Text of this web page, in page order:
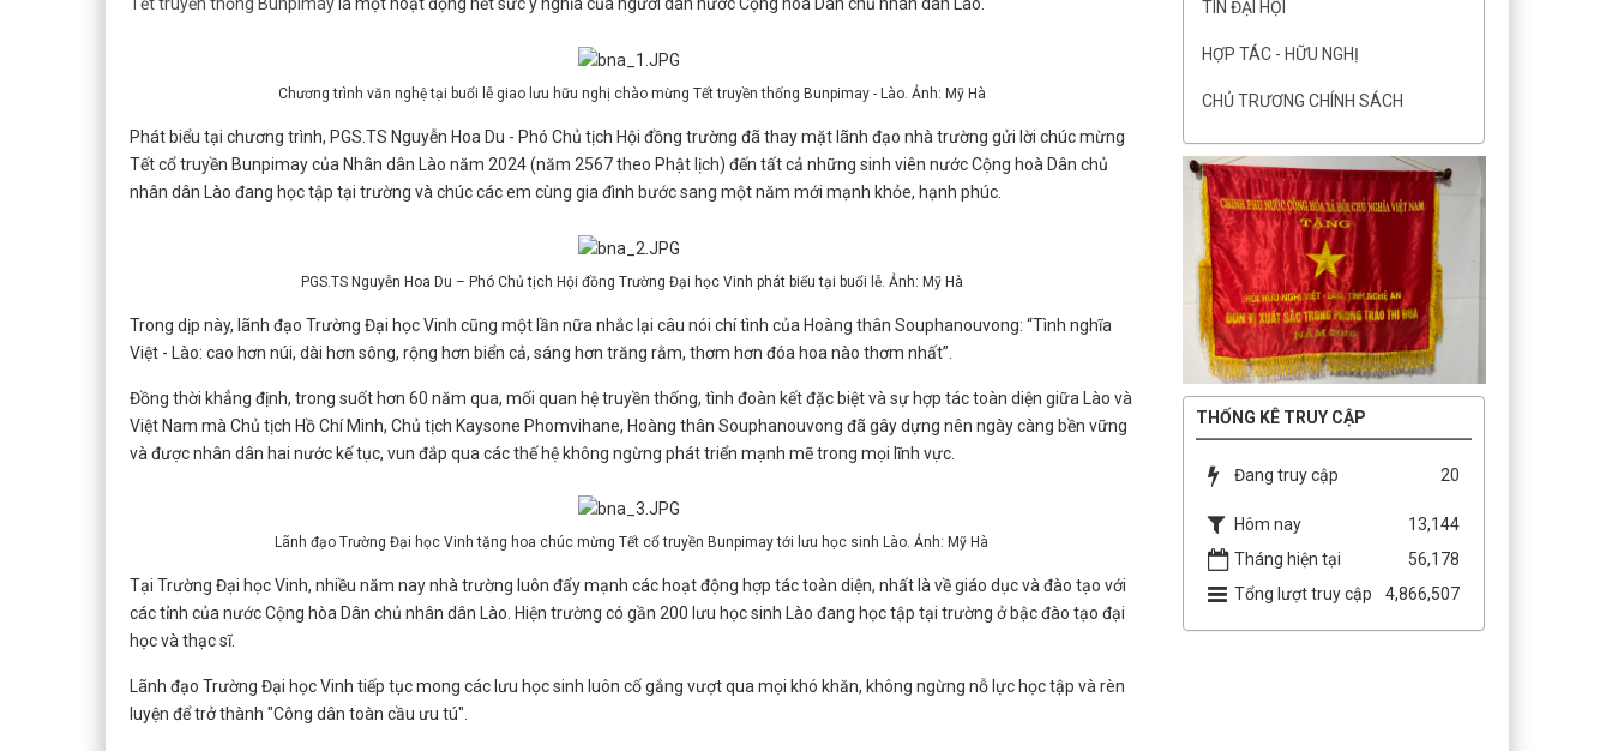
Chương trình văn nghệ tại buổi lễ giao lưu hữu nghị chào mừng Tết truyền thống Bunpimay - Lào. Ảnh: Mỹ Hà
Phát biểu tại chương trình, PGS.TS Nguyễn Hoa Du - Phó Chủ tịch Hội đồng trường đã thay mặt lãnh đạo nhà trường gửi lời chúc mừng
Tết cổ truyền Bunpimay của Nhân dân Lào năm 2024 (năm 2567 theo Phật lịch) đến tất cả những sinh viên nước Cộng hoà Dân chủ
nhân dân Lào đang học tập tại trường và chúc các em cùng gia đình bước sang một năm mới mạnh khỏe, hạnh phúc.
PGS.TS Nguyễn Hoa Du – Phó Chủ tịch Hội đồng Trường Đại học Vinh phát biểu tại buổi lễ. Ảnh: Mỹ Hà
Trong dịp này, lãnh đạo Trường Đại học Vinh cũng một lần nữa nhắc lại câu nói chí tình của Hoàng thân Souphanouvong: “Tình nghĩa
Việt - Lào: cao hơn núi, dài hơn sông, rộng hơn biển cả, sáng hơn trăng rằm, thơm hơn đóa hoa nào thơm nhất”.
Đồng thời khẳng định, trong suốt hơn 60 năm qua, mối quan hệ truyền thống, tình đoàn kết đặc biệt và sự hợp tác toàn diện giữa Lào và
Việt Nam mà Chủ tịch Hồ Chí Minh, Chủ tịch Kaysone Phomvihane, Hoàng thân Souphanouvong đã gây dựng nên ngày càng bền vững
và được nhân dân hai nước kế tục, vun đắp qua các thế hệ không ngừng phát triển mạnh mẽ trong mọi lĩnh vực.
Lãnh đạo Trường Đại học Vinh tặng hoa chúc mừng Tết cổ truyền Bunpimay tới lưu học sinh Lào. Ảnh: Mỹ Hà
Tại Trường Đại học Vinh, nhiều năm nay nhà trường luôn đẩy mạnh các hoạt động hợp tác toàn diện, nhất là về giáo dục và đào tạo với
các tỉnh của nước Cộng hòa Dân chủ nhân dân Lào. Hiện trường có gần 200 lưu học sinh Lào đang học tập tại trường ở bậc đào tạo đại
học và thạc sĩ.
Lãnh đạo Trường Đại học Vinh tiếp tục mong các lưu học sinh luôn cố gắng vượt qua mọi khó khăn, không ngừng nỗ lực học tập và rèn
luyện để trở thành "Công dân toàn cầu ưu tú".
TIN ĐẠI HỘI
HỢP TÁC - HỮU NGHỊ
CHỦ TRƯƠNG CHÍNH SÁCH
THỐNG KÊ TRUY CẬP
Đang truy cập 20
Hôm nay
13,144
Tháng hiện tại
56,178
Tổng lượt truy cập
4,866,507